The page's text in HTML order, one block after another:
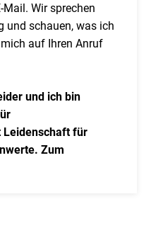
Mail. Wir sprechen
und schauen, was ich
auf Ihren Anruf
und ich bin
Leidenschaft für
Zum